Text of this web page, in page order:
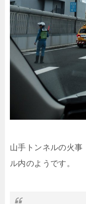
山手トンネルの火事
ル内のようです。